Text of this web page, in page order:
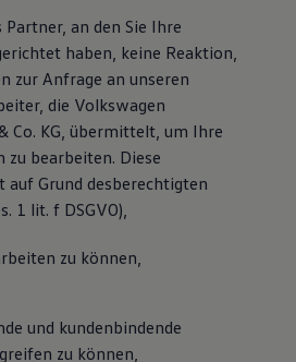
an den Sie Ihre
haben, keine Reaktion,
zur Anfrage an unseren
die Volkswagen
Co. KG, übermittelt, um Ihre
bearbeiten. Diese
Grund desberechtigten
1 lit. f DSGVO),
zu können,
und kundenbindende
zu können,